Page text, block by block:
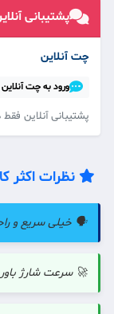
پشتیبانی
چت آنلاین
ورود به چت آنلاین
پشتیبانی آنلاین
نظرات اکثر
🗣️ خیلی سریع و
🚀 سرعت شارژ باور